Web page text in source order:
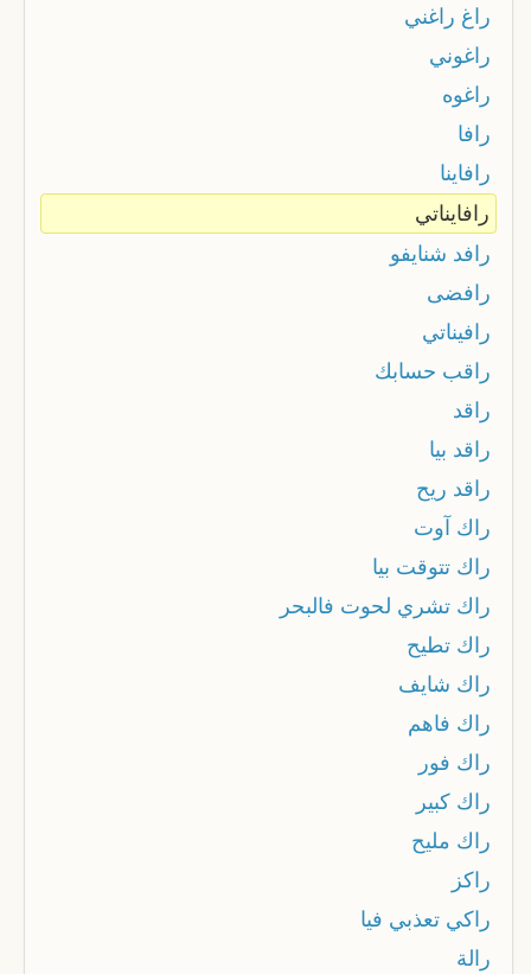
راغ راغني
راغوني
راغوه
رافا
رافاينا
رافايناتي
رافد شنايفو
رافضى
رافيناتي
راقب حسابك
راقد
راقد بيا
راقد ريح
راك آوت
راك تتوقت بيا
راك تشري لحوت فالبحر
راك تطيح
راك شايف
راك فاهم
راك فور
راك كبير
راك مليح
راكز
راكي تعذبي فيا
رالة